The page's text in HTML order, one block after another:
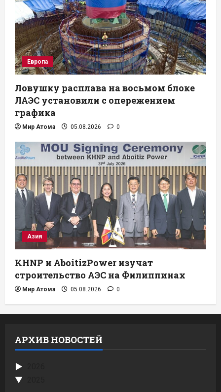
Европа
Ловушку расплава на восьмом блоке
ЛАЭС установили с опережением
графика
Мир Атома 05.08.2026 0
Азия
KHNP и AboitizPower изучат
строительство АЭС на Филиппинах
Мир Атома 05.08.2026 0
АРХИВ НОВОСТЕЙ